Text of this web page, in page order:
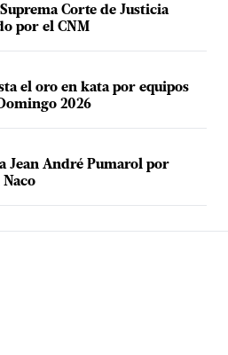
Corte de Justicia
por el CNM
el oro en kata por equipos
2026
Jean André Pumarol por